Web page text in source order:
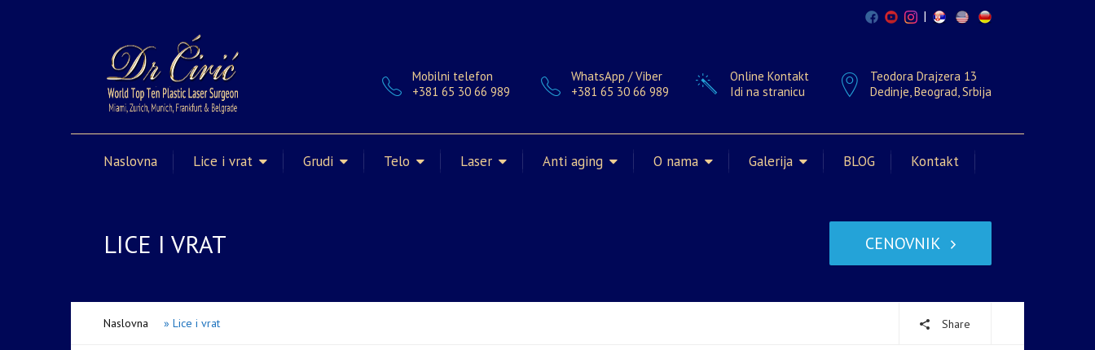
|
Teodora Drajzera 13
Dedinje, Beograd, Srbija
Online Kontakt
Idi na stranicu
WhatsApp / Viber
+381 65 30 66 989
Mobilni telefon
+381 65 30 66 989
Naslovna Lice i vrat Grudi Telo Laser Anti aging O nama Galerija BLOG Kontakt
LICE I VRAT CENOVNIK
Naslovna » Lice i vrat Share